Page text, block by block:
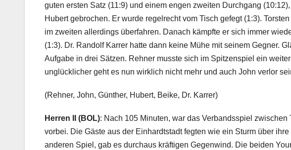
guten ersten Satz (11:9) und einem engen zweiten Durchgang
Hubert gebrochen. Er wurde regelrecht vom Tisch gefegt (1:3).
im zweiten allerdings überfahren. Danach kämpfte er sich immer
(1:3). Dr. Randolf Karrer hatte dann keine Mühe mit seinem Gegner.
Aufgabe in drei Sätzen. Rehner musste sich im Spitzenspiel ein
unglücklicher geht es nun wirklich nicht mehr und auch John verlor
(Rehner, John, Günther, Hubert, Beike, Dr. Karrer)
Herren II (BOL): Nach 105 Minuten, war das Verbandsspiel zwischen
vorbei. Die Gäste aus der Einhardtstadt fegten wie ein Sturm über
anderen Spiel, gab es durchaus kräftigen Gegenwind. Die beiden